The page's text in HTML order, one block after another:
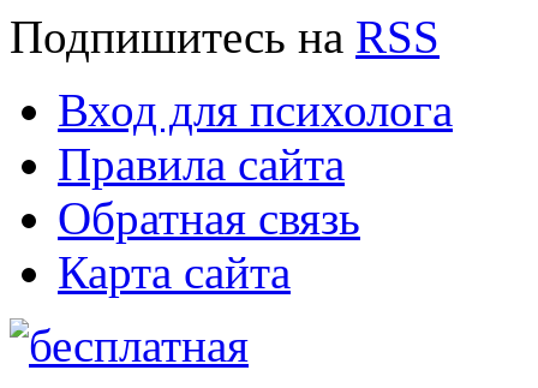
Подпишитесь на RSS
Вход для психолога
Правила сайта
Обратная связь
Карта сайта